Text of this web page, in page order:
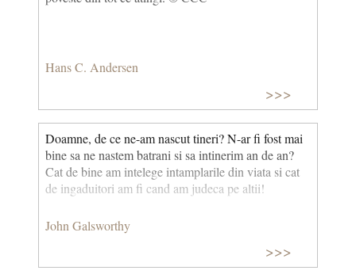
Hans C. Andersen
>>>
Doamne, de ce ne-am nascut tineri? N-ar fi fost mai
bine sa ne nastem batrani si sa intinerim an de an?
Cat de bine am intelege intamplarile din viata si cat
de ingaduitori am fi cand am judeca pe altii!
John Galsworthy
>>>